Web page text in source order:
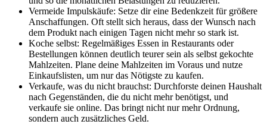
Vermeide Impulskäufe: Setze dir eine Bedenkzeit für größere
Anschaffungen. Oft stellt sich heraus, dass der Wunsch nach
dem Produkt nach einigen Tagen nicht mehr so stark ist.
Koche selbst: Regelmäßiges Essen in Restaurants oder
Bestellungen können deutlich teurer sein als selbst gekochte
Mahlzeiten. Plane deine Mahlzeiten im Voraus und nutze
Einkaufslisten, um nur das Nötigste zu kaufen.
Verkaufe, was du nicht brauchst: Durchforste deinen Haushalt
nach Gegenständen, die du nicht mehr benötigst, und
verkaufe sie online. Das bringt nicht nur mehr Ordnung,
sondern auch zusätzliches Geld.